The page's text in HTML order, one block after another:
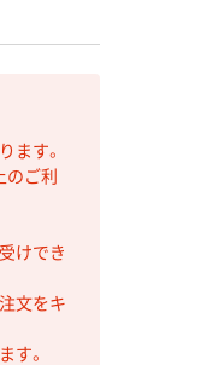
ます。
のご利
けでき
文をキ
す。